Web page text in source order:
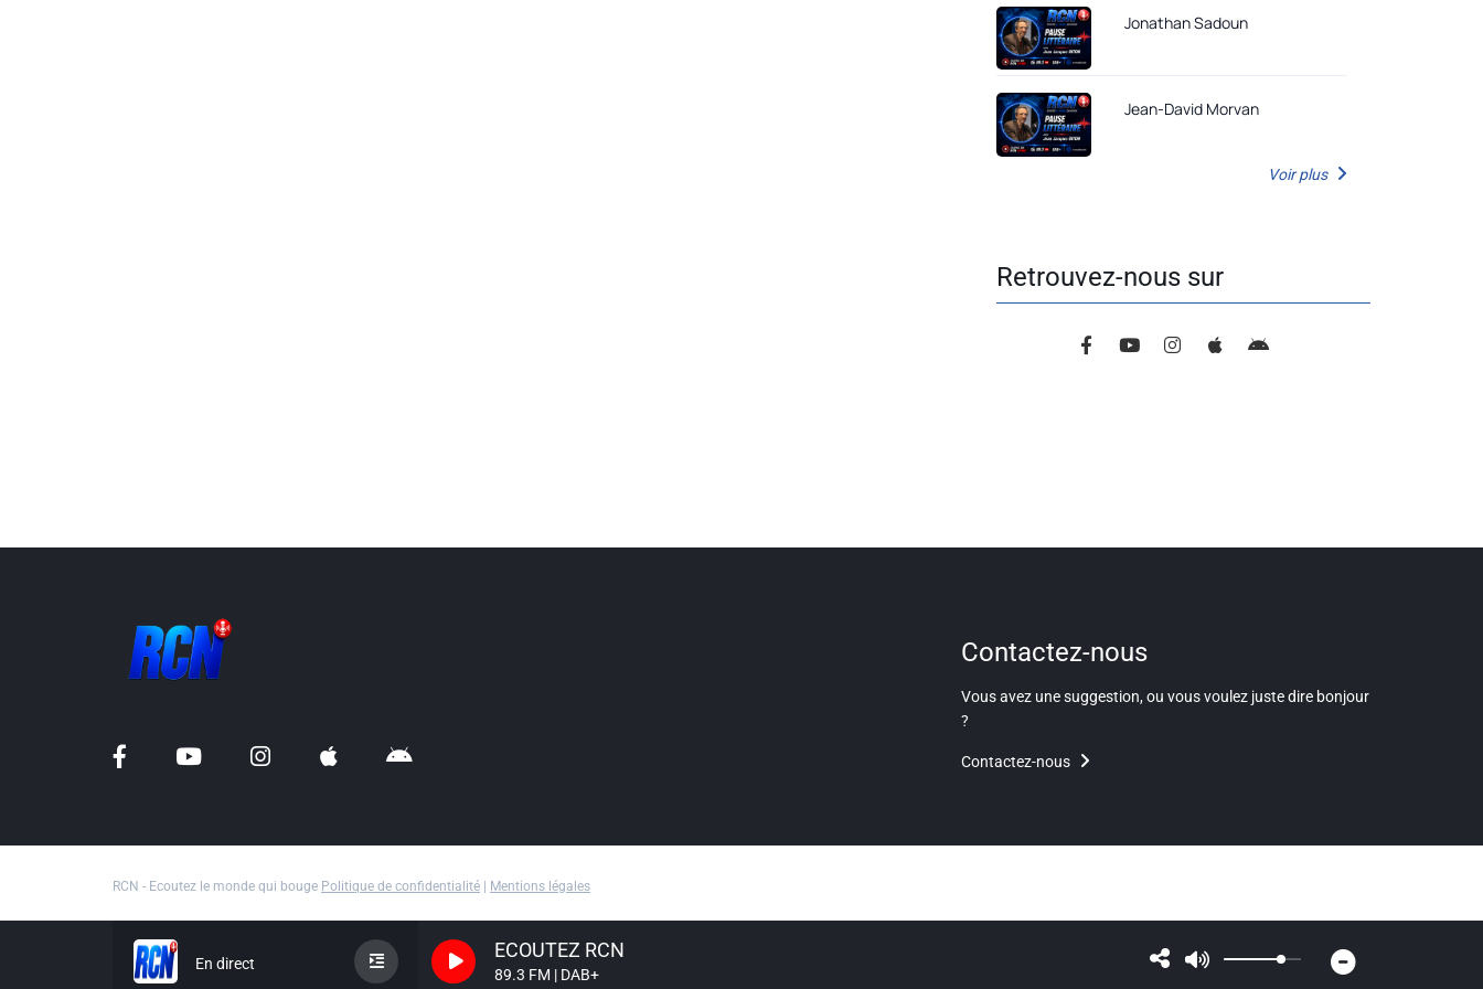
En direct
ECOUTEZ RCN
89.3 FM | DAB+
Jonathan Sadoun
Jean-David Morvan
Voir plus
Retrouvez-nous sur
Contactez-nous
Vous avez une suggestion, ou vous voulez juste dire bonjour
?
Contactez-nous
RCN - Ecoutez le monde qui bouge Politique de confidentialité | Mentions légales